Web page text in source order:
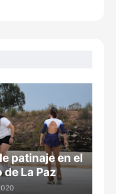
patinaje en el
La Paz